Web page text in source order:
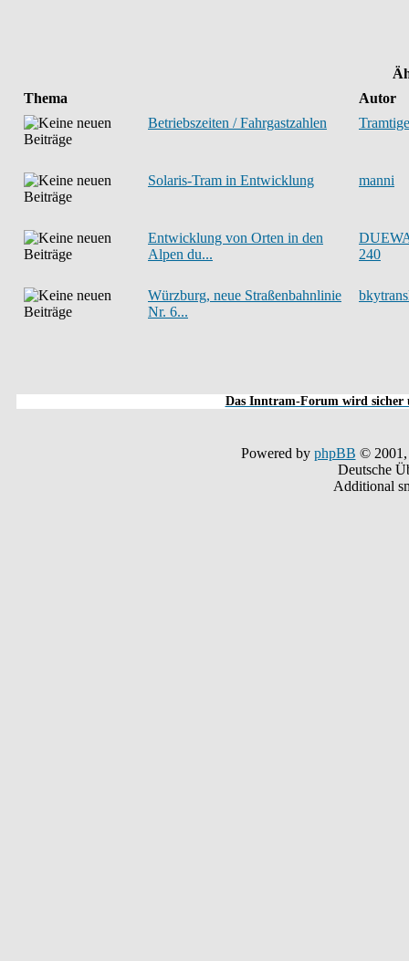
Thema
Autor
Betriebszeiten / Fahrgastzahlen
Solaris-Tram in Entwicklung manni
Entwicklung von Orten in den
Alpen du...
240
Würzburg, neue Straßenbahnlinie
Nr. 6...
Das Inntram-Forum wird sicher
Powered by phpBB © 2001,
Deutsche
Additional